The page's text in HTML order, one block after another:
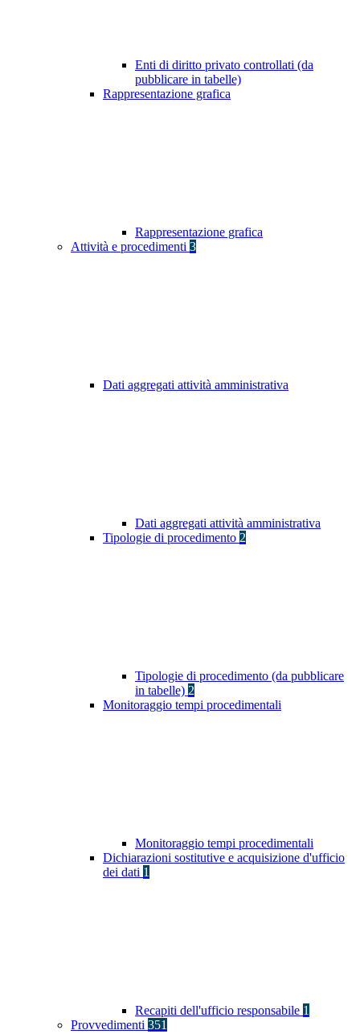
Enti di diritto privato controllati (da
pubblicare in tabelle)
Rappresentazione grafica
Rappresentazione grafica
Attività e procedimenti 3
Dati aggregati attività amministrativa
Dati aggregati attività amministrativa
Tipologie di procedimento 2
Tipologie di procedimento (da pubblicare
in tabelle) 2
Monitoraggio tempi procedimentali
Monitoraggio tempi procedimentali
Dichiarazioni sostitutive e acquisizione d'ufficio
dei dati 1
Recapiti dell'ufficio responsabile 1
Provvedimenti 351